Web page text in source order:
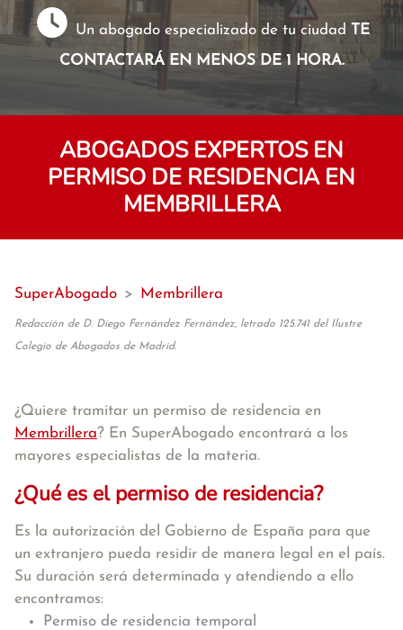
Un abogado especializado de tu ciudad TE
CONTACTARÁ EN MENOS DE 1 HORA.
ABOGADOS EXPERTOS EN
PERMISO DE RESIDENCIA EN
MEMBRILLERA
SuperAbogado > Membrillera
Redacción de D. Diego Fernández Fernández, letrado 125.741 del Ilustre
Colegio de Abogados de Madrid.
¿Quiere tramitar un permiso de residencia en
Membrillera? En SuperAbogado encontrará a los
mayores especialistas de la materia.
¿Qué es el permiso de residencia?
Es la autorización del Gobierno de España para que
un extranjero pueda residir de manera legal en el país.
Su duración será determinada y atendiendo a ello
encontramos:
Permiso de residencia temporal